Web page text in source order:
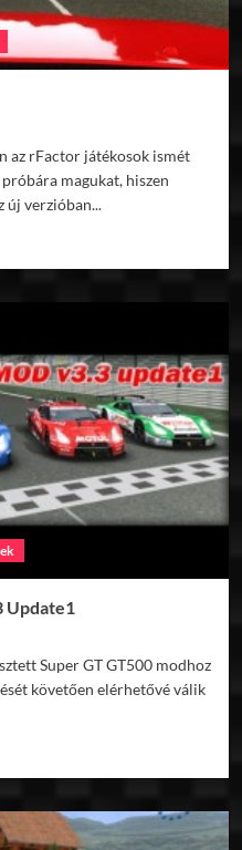
az rFactor játékosok ismét
magukat, hiszen
új verzióban...
Update1
Super GT GT500 modhoz
követően elérhetővé válik